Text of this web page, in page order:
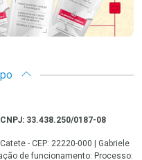
33.438.250/0187-08
- CEP: 22220-000 | Gabriele
de funcionamento: Processo: